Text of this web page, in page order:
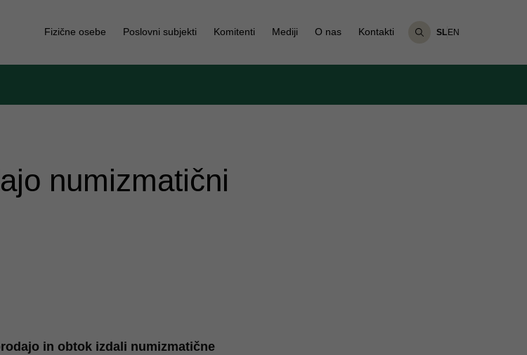
Fizične osebe Poslovni subjekti Komitenti Mediji O nas Kontakti SL EN
numizmatični
in obtok izdali numizmatične